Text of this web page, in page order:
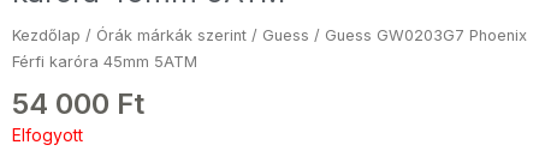
Kezdőlap / Órák márkák szerint / Guess / Guess GW0203G7 Phoenix
Férfi karóra 45mm 5ATM
54 000 Ft
Elfogyott